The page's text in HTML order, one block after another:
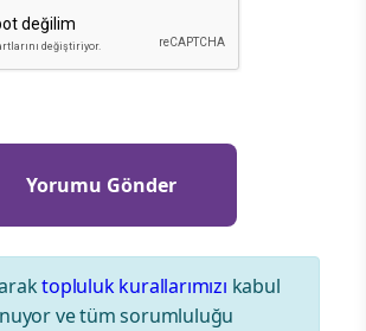
topluluk kurallarımızı kabul
ve tüm sorumluluğu